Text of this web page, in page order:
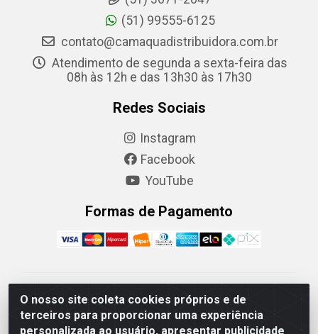
O nosso site coleta cookies próprios e de
terceiros para proporcionar uma experiência
personalizada ao usuário, apresentar publicidade
(51) 99555-6125
contato@camaquadistribuidora.com.br
Atendimento de segunda a sexta-feira das
08h às 12h e das 13h30 às 17h30
Redes Sociais
Instagram
Facebook
YouTube
Formas de Pagamento
Camaquã Distribuidora Ltda - Avenida Conego Luiz W
Hanquet, 1001 - Parque Residencial do Arroio Duro,
Camaquã/RS - CEP 96.789-102 - CNPJ